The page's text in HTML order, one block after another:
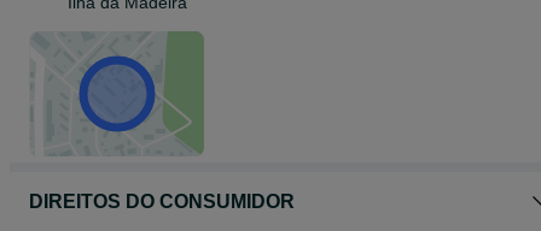
DIREITOS DO CONSUMIDOR